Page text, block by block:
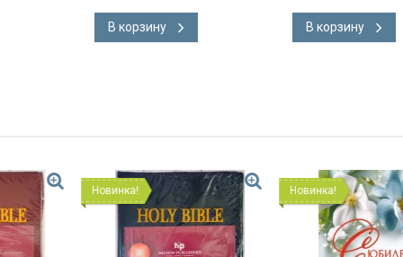
В корзину В корзину
Новинка! Новинка!